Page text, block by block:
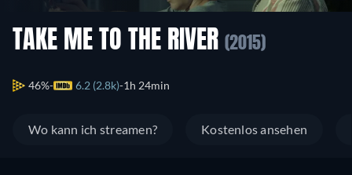
TAKE ME TO THE RIVER (2015)
46% 6.2 (2.8k) 1h 24min
Wo kann ich streamen? Kostenlos ansehen